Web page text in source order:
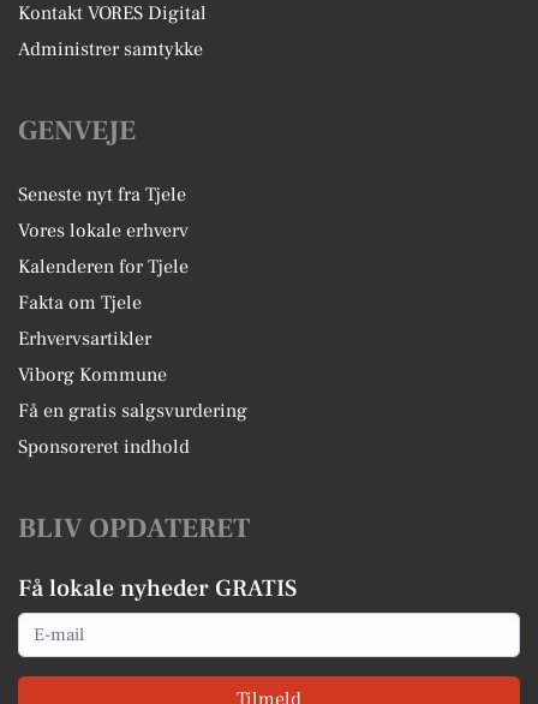
Kontakt VORES Digital
Administrer samtykke
GENVEJE
Seneste nyt fra Tjele
Vores lokale erhverv
Kalenderen for Tjele
Fakta om Tjele
Erhvervsartikler
Viborg Kommune
Få en gratis salgsvurdering
Sponsoreret indhold
BLIV OPDATERET
Få lokale nyheder GRATIS
Email
Tilmeld